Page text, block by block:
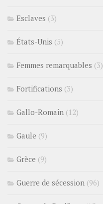
Esclaves (3)
États-Unis (5)
Femmes remarquables (3)
Fortifications (3)
Gallo-Romain (12)
Gaule (9)
Grèce (9)
Guerre de sécession (96)